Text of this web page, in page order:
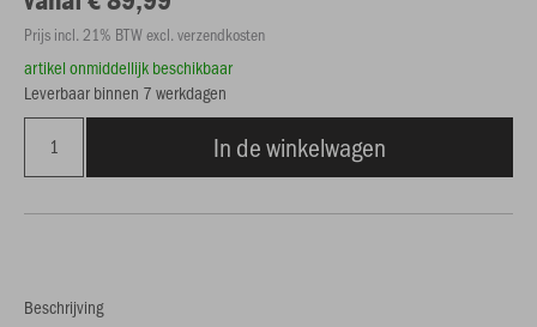
Prijs incl. 21% BTW excl. verzendkosten
artikel onmiddellijk beschikbaar
Leverbaar binnen 7 werkdagen
In de winkelwagen
Beschrijving